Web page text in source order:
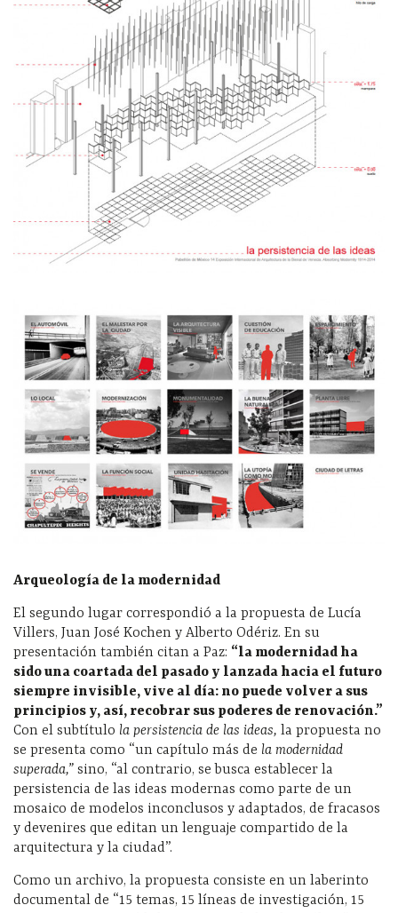
Arqueología de la modernidad
El segundo lugar correspondió a la propuesta de Lucía
Villers, Juan José Kochen y Alberto Odériz. En su
presentación también citan a Paz: “la modernidad ha
sido una coartada del pasado y lanzada hacia el futuro
siempre invisible, vive al día: no puede volver a sus
principios y, así, recobrar sus poderes de renovación.”
Con el subtítulo la persistencia de las ideas, la propuesta no
se presenta como “un capítulo más de la modernidad
superada,” sino, “al contrario, se busca establecer la
persistencia de las ideas modernas como parte de un
mosaico de modelos inconclusos y adaptados, de fracasos
y devenires que editan un lenguaje compartido de la
arquitectura y la ciudad”.
Como un archivo, la propuesta consiste en un laberinto
documental de “15 temas, 15 líneas de investigación, 15